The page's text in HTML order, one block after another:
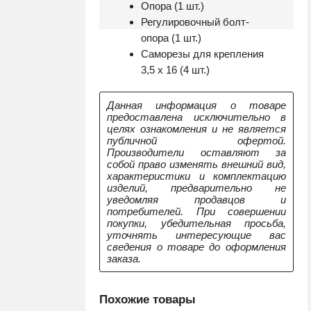
Опора (1 шт.)
Регулировочный болт-
опора (1 шт.)
Cаморезы для крепления
3,5 x 16 (4 шт.)
Данная информация о товаре
предоставлена исключительно в
целях ознакомления и не является
публичной офертой.
Производители оставляют за
собой право изменять внешний вид,
характеристики и комплектацию
изделий, предварительно не
уведомляя продавцов и
потребителей. При совершении
покупки, убедительная просьба,
уточнять интересующие вас
сведения о товаре до оформления
заказа.
Похожие товары